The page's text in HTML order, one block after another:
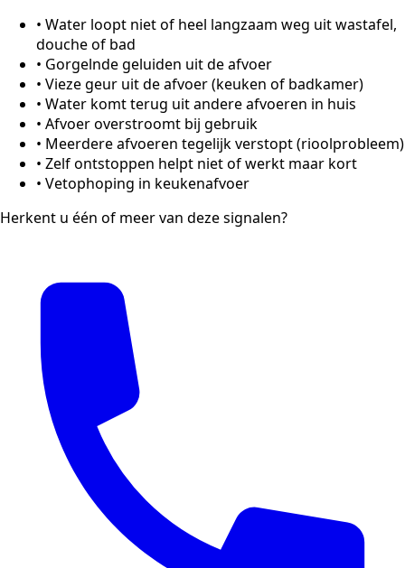
• Water loopt niet of heel langzaam weg uit wastafel,
douche of bad
• Gorgelnde geluiden uit de afvoer
• Vieze geur uit de afvoer (keuken of badkamer)
• Water komt terug uit andere afvoeren in huis
• Afvoer overstroomt bij gebruik
• Meerdere afvoeren tegelijk verstopt (rioolprobleem)
• Zelf ontstoppen helpt niet of werkt maar kort
• Vetophoping in keukenafvoer
Herkent u één of meer van deze signalen?